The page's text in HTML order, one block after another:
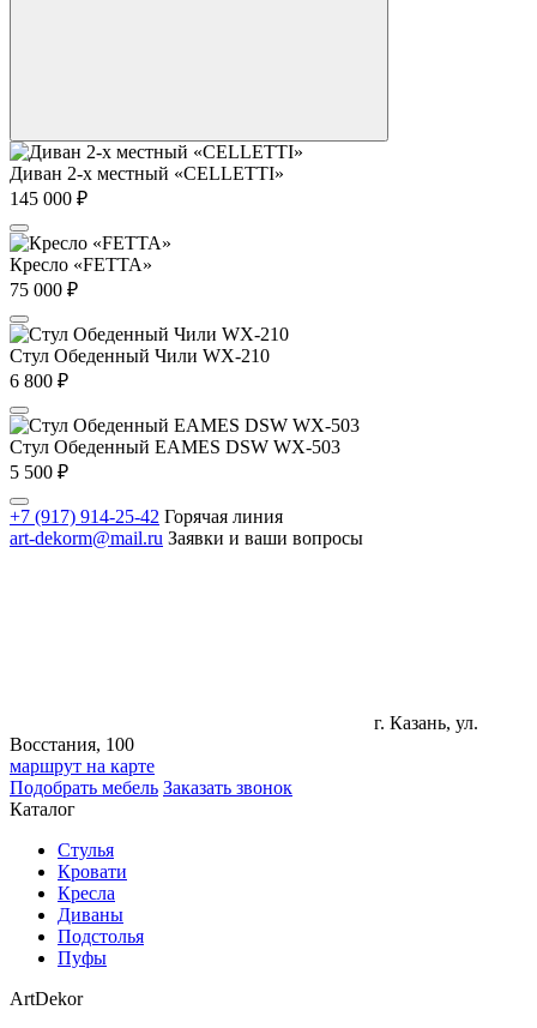
Диван 2-х местный «CELLETTI»
145 000 ₽
Кресло «FETTA»
75 000 ₽
Стул Обеденный Чили WX-210
6 800 ₽
Стул Обеденный EAMES DSW WX-503
5 500 ₽
+7 (917) 914-25-42 Горячая линия
art-dekorm@mail.ru Заявки и ваши вопросы
г. Казань, ул.
Восстания, 100
маршрут на карте
Подобрать мебель Заказать звонок
Каталог
Стулья
Кровати
Кресла
Диваны
Подстолья
Пуфы
ArtDekor